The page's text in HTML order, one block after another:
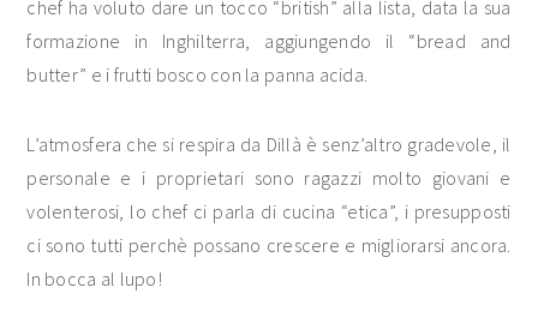
chef ha voluto dare un tocco “british” alla lista, data la sua
formazione in Inghilterra, aggiungendo il “bread and
butter” e i frutti bosco con la panna acida.
L’atmosfera che si respira da Dillà è senz’altro gradevole, il
personale e i proprietari sono ragazzi molto giovani e
volenterosi, lo chef ci parla di cucina “etica”, i presupposti
ci sono tutti perchè possano crescere e migliorarsi ancora.
In bocca al lupo!